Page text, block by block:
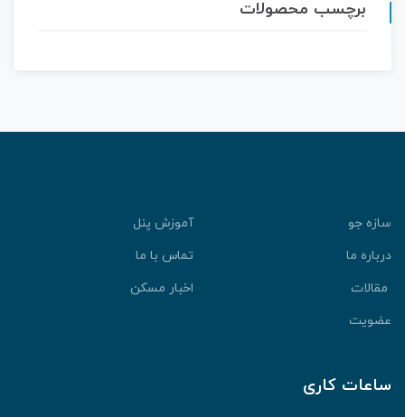
برچسب محصولات
سازه جو
آموزش پنل
درباره ما
تماس با ما
مقالات
اخبار مسکن
عضویت
ساعات کاری